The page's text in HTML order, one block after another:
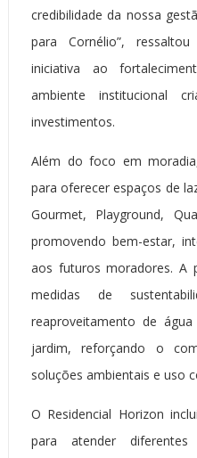
credibilidade da nossa
para Cornélio”,
iniciativa ao
ambiente institucional
investimentos.
Além do foco em
para oferecer espaços de
Gourmet, Playground,
promovendo bem-estar,
aos futuros moradores. A
medidas de
reaproveitamento de
jardim, reforçando o
soluções ambientais e uso
O Residencial Horizon
para atender